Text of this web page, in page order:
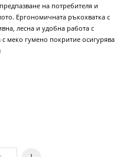
на потребителя и
Ергономичната ръкохватка с
лесна и удобна работа с
меко гумено покритие осигурява